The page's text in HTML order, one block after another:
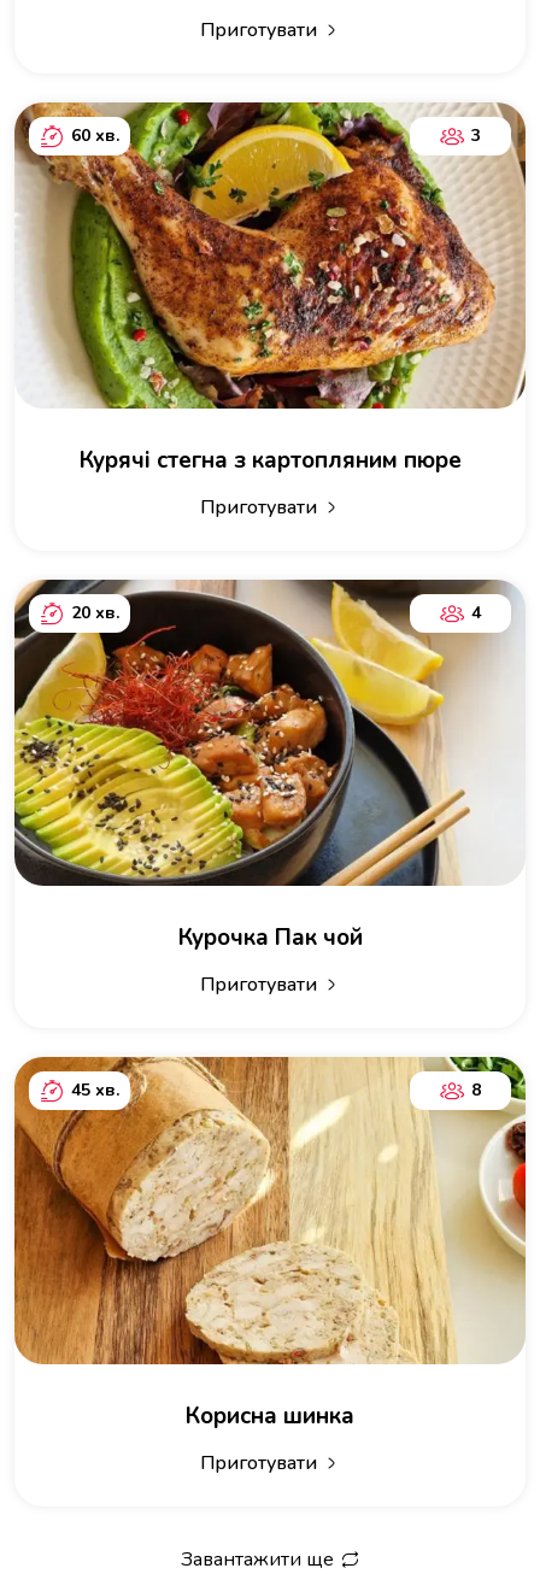
Приготувати
60 хв. 3
Курячі стегна з картопляним пюре
Приготувати
20 хв. 4
Курочка Пак чой
Приготувати
45 хв. 8
Корисна шинка
Приготувати
Завантажити ще